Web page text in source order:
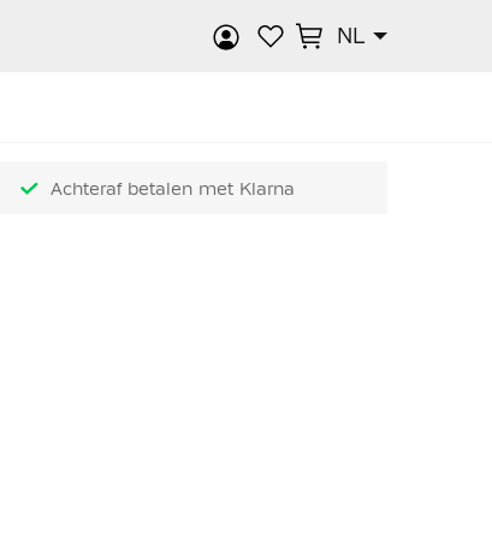
NL
Achteraf betalen met Klarna